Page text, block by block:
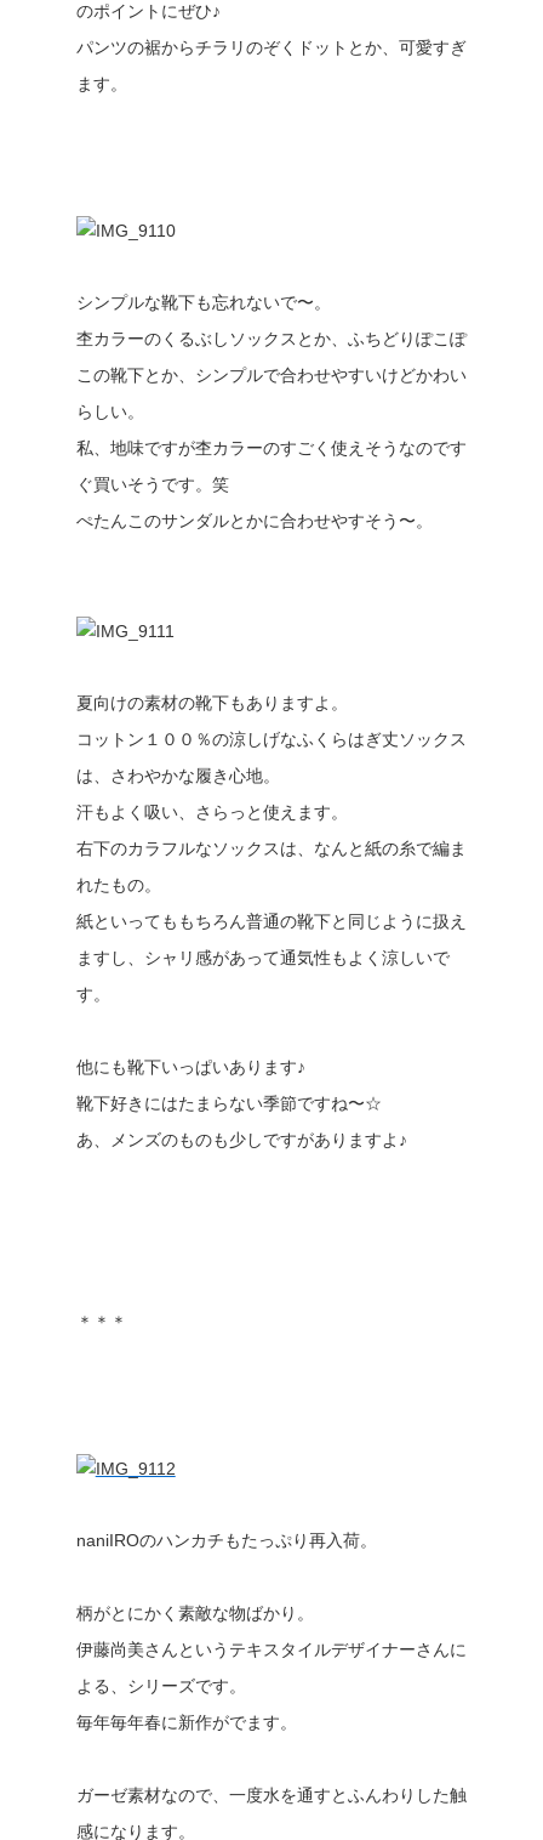
のポイントにぜひ♪
パンツの裾からチラリのぞくドットとか、可愛すぎ
ます。
シンプルな靴下も忘れないで〜。
杢カラーのくるぶしソックスとか、ふちどりぽこぽ
この靴下とか、シンプルで合わせやすいけどかわい
らしい。
私、地味ですが杢カラーのすごく使えそうなのです
ぐ買いそうです。笑
ぺたんこのサンダルとかに合わせやすそう〜。
夏向けの素材の靴下もありますよ。
コットン１００％の涼しげなふくらはぎ丈ソックス
は、さわやかな履き心地。
汗もよく吸い、さらっと使えます。
右下のカラフルなソックスは、なんと紙の糸で編ま
れたもの。
紙といってももちろん普通の靴下と同じように扱え
ますし、シャリ感があって通気性もよく涼しいで
す。
他にも靴下いっぱいあります♪
靴下好きにはたまらない季節ですね〜☆
あ、メンズのものも少しですがありますよ♪
＊＊＊
naniIROのハンカチもたっぷり再入荷。
柄がとにかく素敵な物ばかり。
伊藤尚美さんというテキスタイルデザイナーさんに
よる、シリーズです。
毎年毎年春に新作がでます。
ガーゼ素材なので、一度水を通すとふんわりした触
感になります。